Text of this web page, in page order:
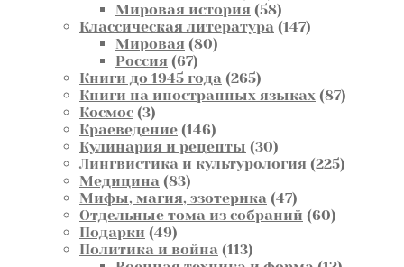
товаров
Мировая история 5858
товаров
Классическая литература 147147
Мировая 8080
Россия 6767
товаров
Книги до 1945 года 265265
товаров
Книги на иностранных языках 8787
Космос 33
товара
Краеведение 146146
товаров
Кулинария и рецепты 3030
товаров
Лингвистика и культурология 225225
Медицина 8383
товара
Мифы, магия, эзотерика 4747
товаров
Отдельные тома из собраний 6060
Подарки 4949
товаров
Политика и война 113113